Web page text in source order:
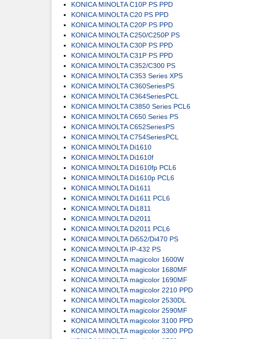
KONICA MINOLTA C10P PS PPD
KONICA MINOLTA C20 PS PPD
KONICA MINOLTA C20P PS PPD
KONICA MINOLTA C250/C250P PS
KONICA MINOLTA C30P PS PPD
KONICA MINOLTA C31P PS PPD
KONICA MINOLTA C352/C300 PS
KONICA MINOLTA C353 Series XPS
KONICA MINOLTA C360SeriesPS
KONICA MINOLTA C364SeriesPCL
KONICA MINOLTA C3850 Series PCL6
KONICA MINOLTA C650 Series PS
KONICA MINOLTA C652SeriesPS
KONICA MINOLTA C754SeriesPCL
KONICA MINOLTA Di1610
KONICA MINOLTA Di1610f
KONICA MINOLTA Di1610fp PCL6
KONICA MINOLTA Di1610p PCL6
KONICA MINOLTA Di1611
KONICA MINOLTA Di1611 PCL6
KONICA MINOLTA Di1811
KONICA MINOLTA Di2011
KONICA MINOLTA Di2011 PCL6
KONICA MINOLTA Di552/Di470 PS
KONICA MINOLTA IP-432 PS
KONICA MINOLTA magicolor 1600W
KONICA MINOLTA magicolor 1680MF
KONICA MINOLTA magicolor 1690MF
KONICA MINOLTA magicolor 2210 PPD
KONICA MINOLTA magicolor 2530DL
KONICA MINOLTA magicolor 2590MF
KONICA MINOLTA magicolor 3100 PPD
KONICA MINOLTA magicolor 3300 PPD